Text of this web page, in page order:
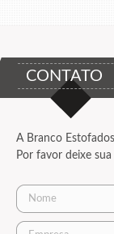
CONTATO
A Branco
Por favor deixe